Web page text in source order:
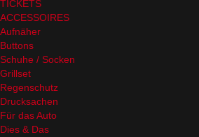
TICKETS
ACCESSOIRES
Aufnäher
Buttons
Schuhe / Socken
Grillset
Regenschutz
Drucksachen
Für das Auto
Dies & Das